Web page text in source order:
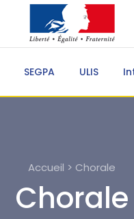
SEGPA ULIS
Accueil > Chorale
Chorale